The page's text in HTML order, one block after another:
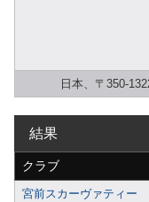
日本、〒350-
結果
クラブ
宮前スカーヴァティー